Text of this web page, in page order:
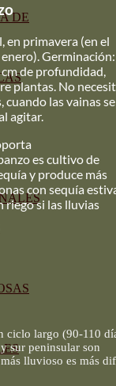
DE
en primavera (en el
Germinación:
de profundidad,
plantas. No
las vainas se
agitar.
es cultivo de
y produce más
con sequía
riego si las lluvias
ciclo largo (90-110
sur peninsular son
lluvioso es más